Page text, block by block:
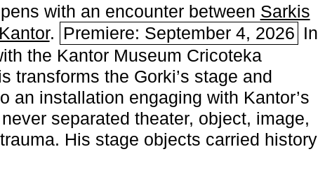
with an encounter between Sarkis
. Premiere: September 4, 2026 In
the ­Kantor Museum Cricoteka
transforms the Gorki’s stage and
an installation engaging with Kantor’s
separated theater, object, image,
His stage objects carried history